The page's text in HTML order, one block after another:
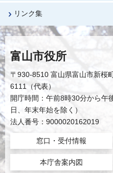
リンク集
富山市役所
〒930-8510 富山県富山市新
6111（代表）
開庁時間：午前8時30分から午
日、年末年始を除く）
法人番号：9000020162019
窓口・受付情報
本庁舎案内図